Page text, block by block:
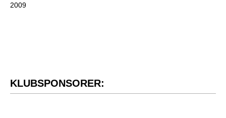
2009
KLUBSPONSORER: